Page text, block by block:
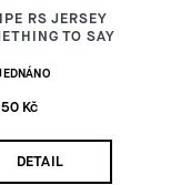
RS JERSEY
TO SAY
Kč
DETAIL